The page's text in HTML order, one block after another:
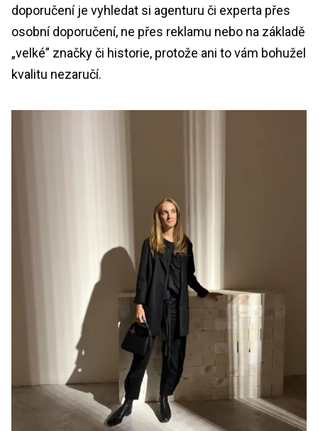
doporučení je vyhledat si agenturu či experta přes
osobní doporučení, ne přes reklamu nebo na základě
„velké” značky či historie, protože ani to vám bohužel
kvalitu nezaručí.